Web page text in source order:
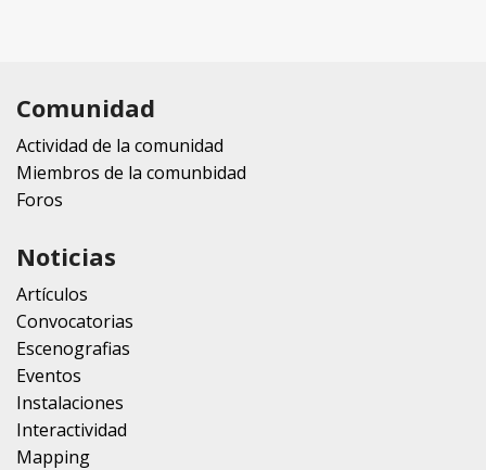
Comunidad
Actividad de la comunidad
Miembros de la comunbidad
Foros
Noticias
Artículos
Convocatorias
Escenografias
Eventos
Instalaciones
Interactividad
Mapping